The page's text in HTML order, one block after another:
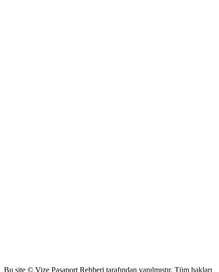
Bu site © Vize Pasaport Rehberi tarafından yapılmıştır. Tüm hakları